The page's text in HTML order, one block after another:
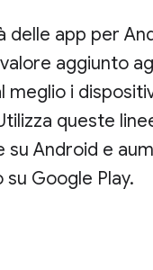
delle app per
aggiunto
meglio i
queste
Android e
Google Play.